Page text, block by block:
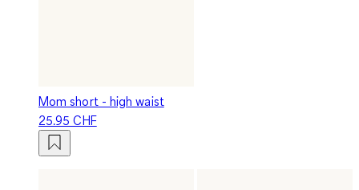
Mom short - high waist
25.95 CHF